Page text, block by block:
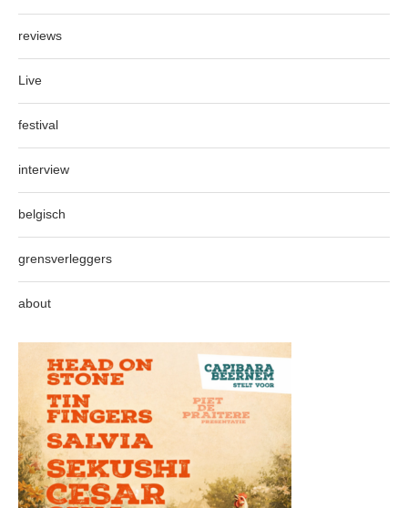
reviews
Live
festival
interview
belgisch
grensverleggers
about